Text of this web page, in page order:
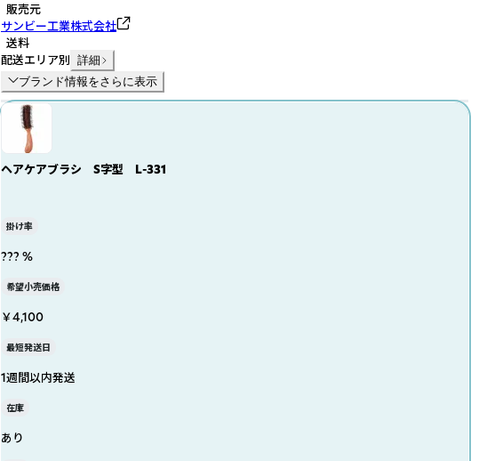
販売元
サンビー工業株式会社
送料
配送エリア別 詳細
ブランド情報をさらに表示
ヘアケアブラシ S字型 L-331
掛け率
??? %
希望小売価格
￥4,100
最短発送日
1週間以内発送
在庫
あり